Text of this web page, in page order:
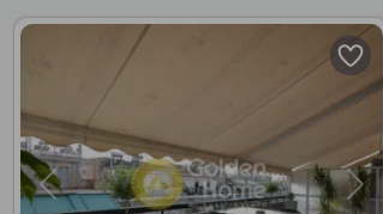
Previous Next